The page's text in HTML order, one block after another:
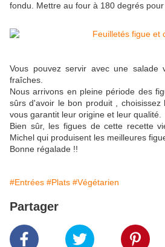
fondu. Mettre au four à 180 degrés
Vous pouvez servir avec une salade
fraîches.
Nous arrivons en pleine période des
sûrs d'avoir le bon produit , choisissez
vous garantit leur origine et leur qualité.
Bien sûr, les figues de cette recette
Michel qui produisent les meilleures
Bonne régalade !!
#Entrées #Plats #Végétarien
Partager